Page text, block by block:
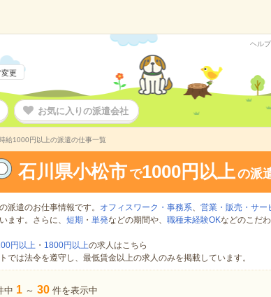
更
ヘル
お気に入りの派遣会社
給1000円以上の派遣の仕事一覧
石川県小松市 で1000円以上の派
派遣のお仕事情報です。 オフィスワーク・事務系、 営業・販売・サー
ます。さらに、 短期 ・ 単発などの期間や、 職種未経験OKなどのこだ
円以上・ 1800円以上の求人はこちら
では法令を遵守し、最低賃金以上の求人のみを掲載しています。
中 1 ～ 30 件を表示中